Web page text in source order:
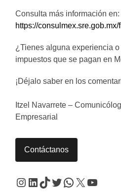
Consulta más información en:
https://
¿Tienes alguna experiencia
impuestos que se pagan en
¡Déjalo saber en los
Itzel Navarrete –
Empresarial
Contáctanos
Instagram
LinkedIn
TikTok
Twitter
WhatsApp
X